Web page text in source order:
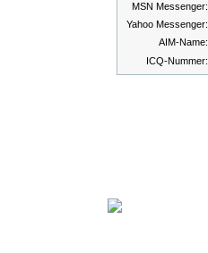
MSN Messenger:
Yahoo Messenger:
AIM-Name:
ICQ-Nummer: